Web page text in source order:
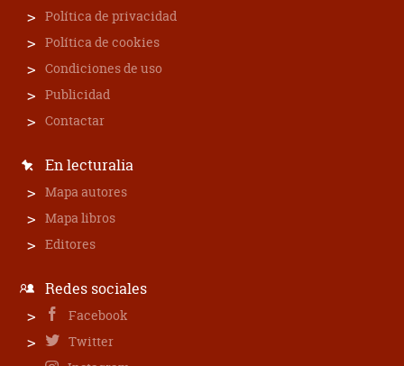
Política de privacidad
Política de cookies
Condiciones de uso
Publicidad
Contactar
En lecturalia
Mapa autores
Mapa libros
Editores
Redes sociales
Facebook
Twitter